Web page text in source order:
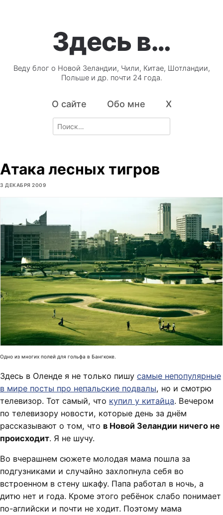
Здесь в…
Веду блог о Новой Зеландии, Чили, Китае, Шотландии,
Польше и др. почти 24 года.
О сайте Обо мне X
Search
for:
Атака лесных тигров
3 ДЕКАБРЯ 2009
Одно из многих полей для гольфа в Бангкоке.
Здесь в Оленде я не только пишу самые непопулярные
в мире посты про непальские подвалы, но и смотрю
телевизор. Тот самый, что купил у китайца. Вечером
по телевизору новости, которые день за днём
рассказывают о том, что в Новой Зеландии ничего не
происходит. Я не шучу.
Во вчерашнем сюжете молодая мама пошла за
подгузниками и случайно захлопнула себя во
встроенном в стену шкафу. Папа работал в ночь, а
дитю нет и года. Кроме этого ребёнок слабо понимает
по-аглийски и почти не ходит. Поэтому мама